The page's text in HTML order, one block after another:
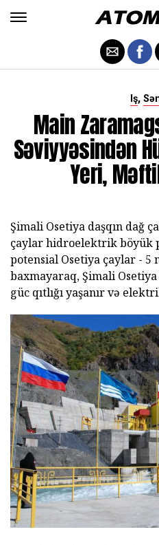
Iş,
Main
Səviyyəsindən
Yeri,
Şimali Osetiya daşqın dağ
çaylar hidroelektrik böyük
potensial Osetiya çaylar -
baxmayaraq, Şimali
güc qıtlığı yaşanır və